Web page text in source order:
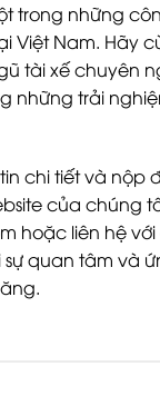
trong những
Việt Nam. Hãy
tài xế chuyên
những trải
chi tiết và nộp
của chúng
hoặc liên hệ
quan tâm và